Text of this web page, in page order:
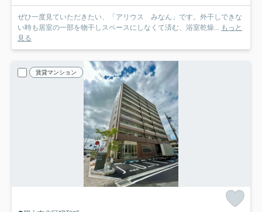
ぜひ一度見ていただきたい、「アリウス みなん」です。外干しできな
い時も居室の一部を物干しスペースにしなくて済む、浴室乾燥... もっと
見る
賃貸マンション